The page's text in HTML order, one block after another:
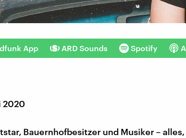
App ARD Sounds Spotify
2020
Bauernhofbesitzer und Musiker –